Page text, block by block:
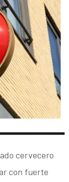
cervecero
con fuerte